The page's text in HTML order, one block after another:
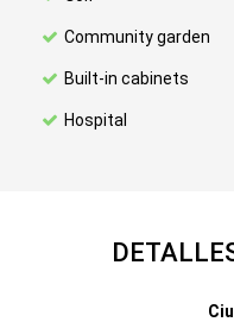
Community garden
Built-in cabinets
Hospital